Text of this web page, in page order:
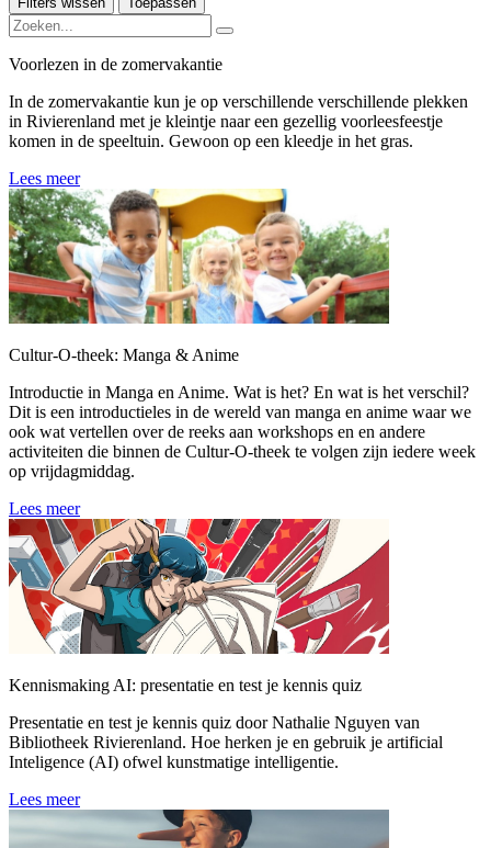
Voorlezen in de zomervakantie
In de zomervakantie kun je op verschillende verschillende plekken
in Rivierenland met je kleintje naar een gezellig voorleesfeestje
komen in de speeltuin. Gewoon op een kleedje in het gras.
Lees meer
Cultur-O-theek: Manga & Anime
Introductie in Manga en Anime. Wat is het? En wat is het verschil?
Dit is een introductieles in de wereld van manga en anime waar we
ook wat vertellen over de reeks aan workshops en en andere
activiteiten die binnen de Cultur-O-theek te volgen zijn iedere week
op vrijdagmiddag.
Lees meer
Kennismaking AI: presentatie en test je kennis quiz
Presentatie en test je kennis quiz door Nathalie Nguyen van
Bibliotheek Rivierenland. Hoe herken je en gebruik je artificial
Inteligence (AI) ofwel kunstmatige intelligentie.
Lees meer